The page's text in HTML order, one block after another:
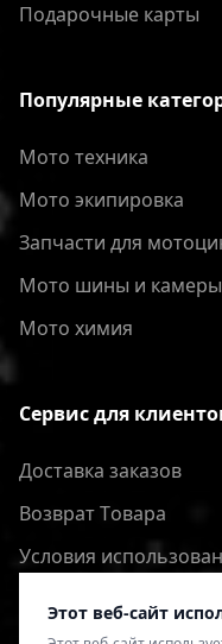
Этот веб-сайт
Подарочные карты
Популярные
Мото техника
Мото экипировка
Запчасти для
Мото шины и камеры
Мото химия
Сервис для
Доставка заказов
Bозврат Tовара
Условия
Политика